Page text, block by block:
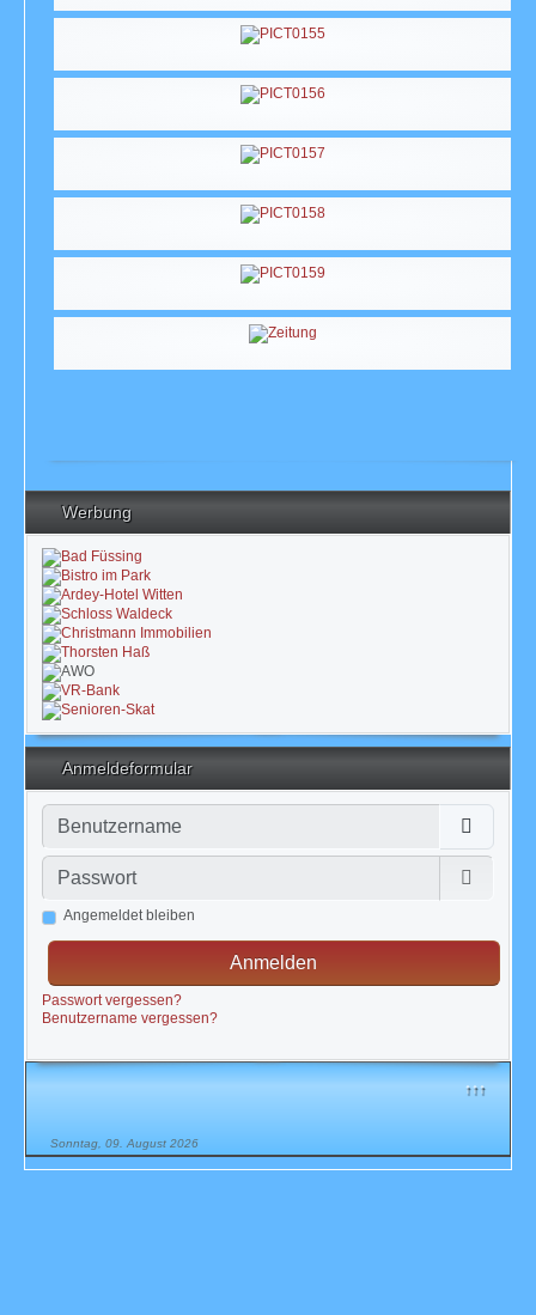
↑↑↑
Sonntag, 09. August 2026
Werbung
Anmeldeformular
Benutzername
Passwort
Angemeldet bleiben
Anmelden
Passwort vergessen?
Benutzername vergessen?